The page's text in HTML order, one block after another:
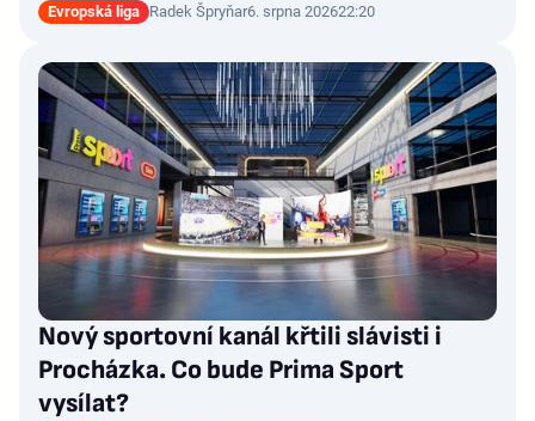
Evropská liga Radek Špryňar6. srpna 202622:20
Nový sportovní kanál křtili slávisti i
Procházka. Co bude Prima Sport
vysílat?